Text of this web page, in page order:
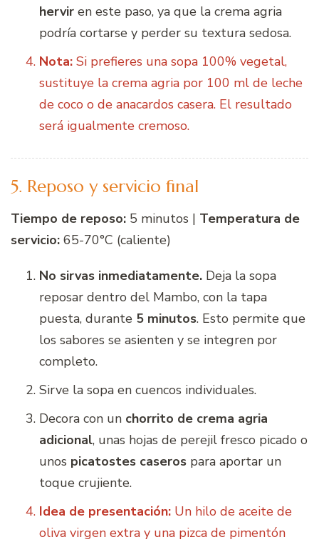
hervir en este paso, ya que la crema agria
podría cortarse y perder su textura sedosa.
Nota: Si prefieres una sopa 100% vegetal,
sustituye la crema agria por 100 ml de leche
de coco o de anacardos casera. El resultado
será igualmente cremoso.
5. Reposo y servicio final
Tiempo de reposo: 5 minutos | Temperatura de
servicio: 65-70°C (caliente)
No sirvas inmediatamente. Deja la sopa
reposar dentro del Mambo, con la tapa
puesta, durante 5 minutos. Esto permite que
los sabores se asienten y se integren por
completo.
Sirve la sopa en cuencos individuales.
Decora con un chorrito de crema agria
adicional, unas hojas de perejil fresco picado o
unos picatostes caseros para aportar un
toque crujiente.
Idea de presentación: Un hilo de aceite de
oliva virgen extra y una pizca de pimentón